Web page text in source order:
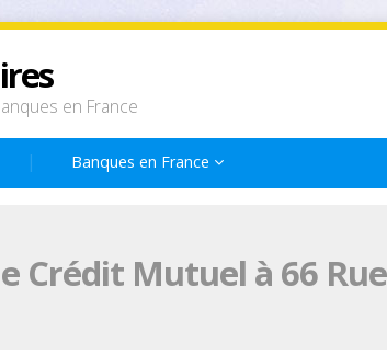
en France
Banques en France
Crédit Mutuel à 66